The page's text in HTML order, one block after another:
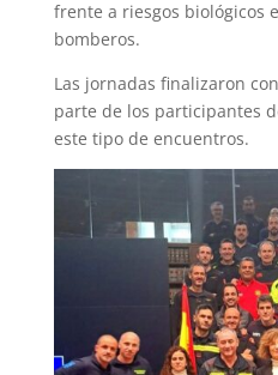
frente a riesgos biológicos
bomberos.
Las jornadas finalizaron
parte de los participantes
este tipo de encuentros.